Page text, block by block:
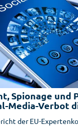
Spionage und
Media-Verbot
der EU-